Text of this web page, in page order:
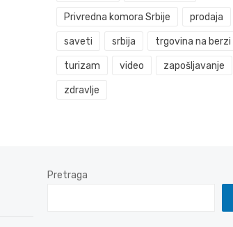
Privredna komora Srbije prodaja
saveti srbija trgovina na berzi
turizam video zapošljavanje
zdravlje
Pretraga